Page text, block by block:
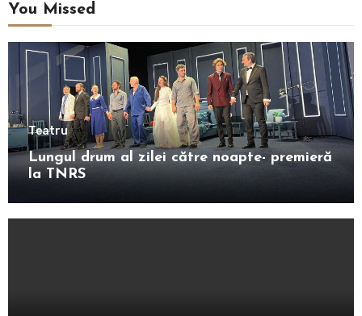
You Missed
Teatru
Lungul drum al zilei către noapte- premieră
la TNRS